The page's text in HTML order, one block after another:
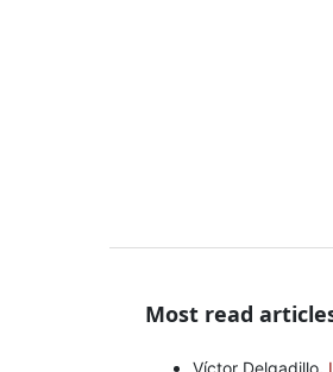
Most read
Víctor Delgadillo,